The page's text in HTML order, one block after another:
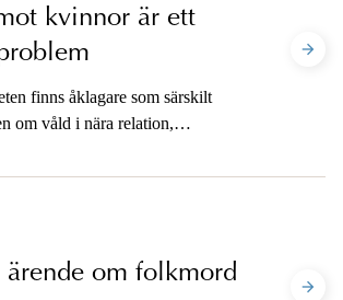
kvinnor är ett
finns åklagare som särskilt
om våld i nära relation,
blev hon ett känt
om folkmord